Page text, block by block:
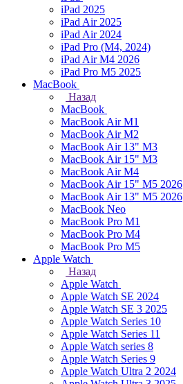
iPad 2025
iPad Air 2025
iPad Air 2024
iPad Pro (M4, 2024)
iPad Air M4 2026
iPad Pro M5 2025
MacBook
Назад
MacBook
MacBook Air M1
MacBook Air M2
MacBook Air 13" M3
MacBook Air 15" M3
MacBook Air M4
MacBook Air 15" М5 2026
MacBook Air 13" М5 2026
MacBook Neo
MacBook Pro M1
MacBook Pro M4
MacBook Pro M5
Apple Watch
Назад
Apple Watch
Apple Watch SE 2024
Apple Watch SE 3 2025
Apple Watch Series 10
Apple Watch Series 11
Apple Watch series 8
Apple Watch Series 9
Apple Watch Ultra 2 2024